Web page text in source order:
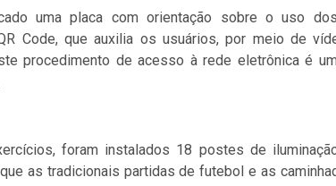
uma placa com orientação sobre o uso
Code, que auxilia os usuários, por meio de
procedimento de acesso à rede eletrônica é
foram instalados 18 postes de
as tradicionais partidas de futebol e as